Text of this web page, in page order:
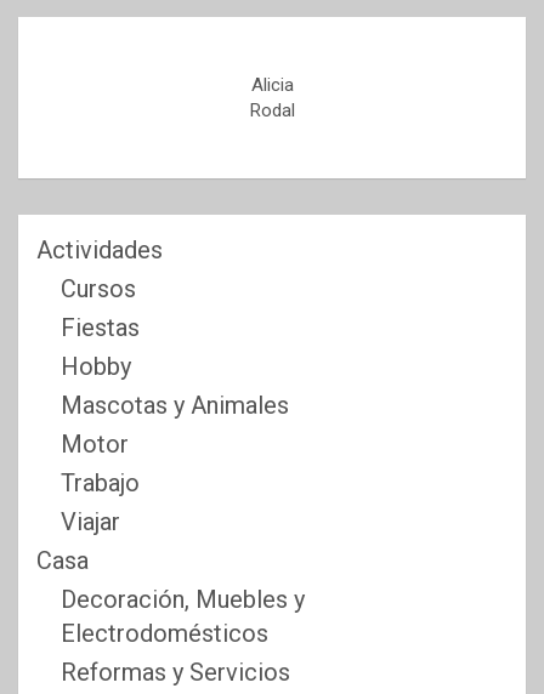
Alicia
Rodal
Actividades
Cursos
Fiestas
Hobby
Mascotas y Animales
Motor
Trabajo
Viajar
Casa
Decoración, Muebles y
Electrodomésticos
Reformas y Servicios